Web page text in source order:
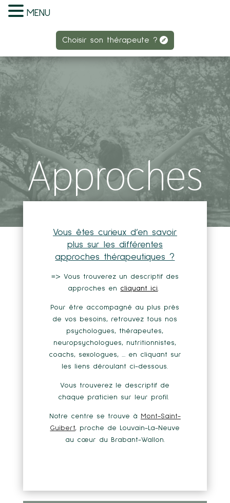
Choisir son thérapeute ?
Choisir son thérapeute ?
Approches
Vous êtes curieux d’en savoir
plus sur les différentes
approches thérapeutiques ?
=> Vous trouverez un descriptif des
approches en cliquant ici.
Pour être accompagné au plus près
de vos besoins, retrouvez tous nos
psychologues, thérapeutes,
neuropsychologues, nutritionnistes,
coachs, sexologues, … en cliquant sur
les liens déroulant ci-dessous.
Vous trouverez le descriptif de
chaque praticien sur leur profil.
Notre centre se trouve à
Mont-Saint-
Guibert, proche de Louvain-La-Neuve
au cœur du Brabant-Wallon.
MENU